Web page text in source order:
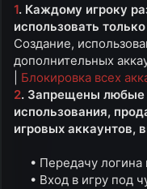
1. Каждому игроку
использовать
Создание,
дополнительных
Блокировка всех
2. Запрещены
использования,
игровых аккаунтов,
• Передачу
• Вход в игру под